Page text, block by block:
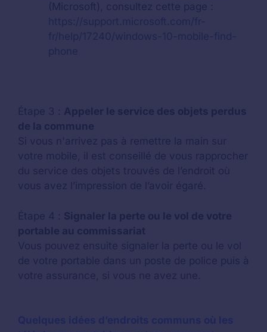
(Microsoft), consultez cette page :
https://support.microsoft.com/fr-
fr/help/17240/windows-10-mobile-find-
phone
Étape 3 : Appeler le service des objets perdus
de la commune
Si vous n'arrivez pas à remettre la main sur
votre mobile, il est conseillé de vous rapprocher
du service des objets trouvés de l’endroit où
vous avez l’impression de l’avoir égaré.
Étape 4 : Signaler la perte ou le vol de votre
portable au commissariat
Vous pouvez ensuite signaler la perte ou le vol
de votre portable dans un poste de police puis à
votre assurance, si vous ne avez une.